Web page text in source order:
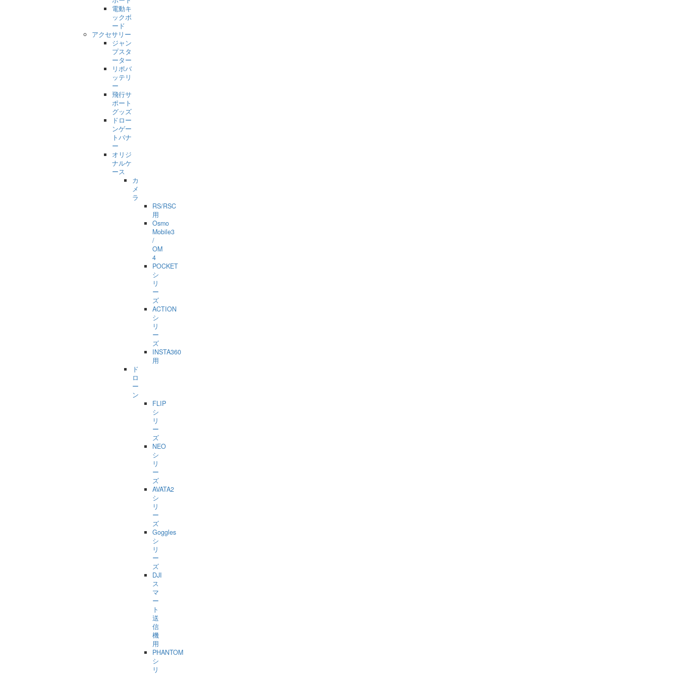
電動キ
ックボ
ード
アクセサリー
ジャン
プスタ
ーター
リポバ
ッテリ
ー
飛行サ
ポート
グッズ
ドロー
ンゲー
トバナ
ー
オリジ
ナルケ
ース
カ
メ
ラ
RS/RSC
用
Osmo
Mobile3
/
OM
4
POCKET
シ
リ
ー
ズ
ACTION
シ
リ
ー
ズ
INSTA360
用
ド
ロ
ー
ン
FLIP
シ
リ
ー
ズ
NEO
シ
リ
ー
ズ
AVATA2
シ
リ
ー
ズ
Goggles
シ
リ
ー
ズ
DJI
ス
マ
ー
ト
送
信
機
用
PHANTOM
シ
リ